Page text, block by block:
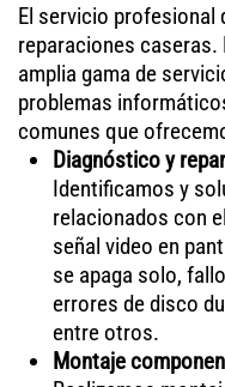
El servicio profesional
reparaciones caseras.
amplia gama de
problemas
comunes que
Diagnóstico y
Identificamos y
relacionados con
señal video en
se apaga solo,
errores de disco
entre otros.
Montaje